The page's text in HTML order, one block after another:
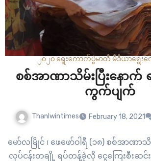
၂၀၂၀ ရွေးကောက်ပွဲမာတီ မီဒီယာရွေးက
စစ်အာဏာသိမ်းပြီးနောက်
ကွက်ပျက်
Thanlwintimes February 18, 2021
မော်လမြိုင် ၊ ဖေဖော်ဝါရီ (၁၈) စစ်အာဏာ
လုပ်ငန်းတချို့ ရပ်တန့်ခဲ့လို ငွေကြေးစီးဆင်